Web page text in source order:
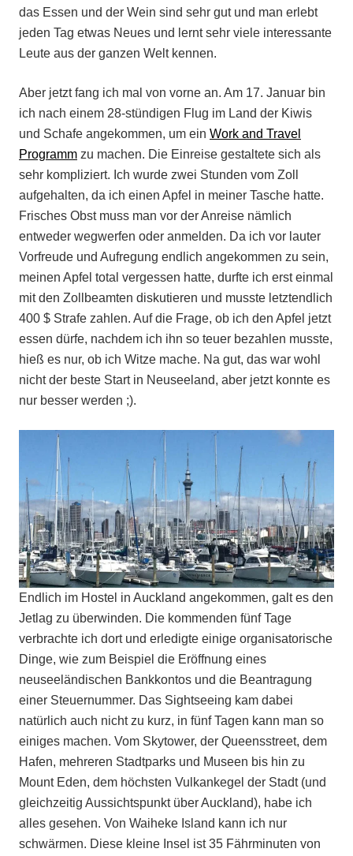
das Essen und der Wein sind sehr gut und man erlebt
jeden Tag etwas Neues und lernt sehr viele interessante
Leute aus der ganzen Welt kennen.
Aber jetzt fang ich mal von vorne an. Am 17. Januar bin
ich nach einem 28-stündigen Flug im Land der Kiwis
und Schafe angekommen, um ein Work and Travel
Programm zu machen. Die Einreise gestaltete sich als
sehr kompliziert. Ich wurde zwei Stunden vom Zoll
aufgehalten, da ich einen Apfel in meiner Tasche hatte.
Frisches Obst muss man vor der Anreise nämlich
entweder wegwerfen oder anmelden. Da ich vor lauter
Vorfreude und Aufregung endlich angekommen zu sein,
meinen Apfel total vergessen hatte, durfte ich erst einmal
mit den Zollbeamten diskutieren und musste letztendlich
400 $ Strafe zahlen. Auf die Frage, ob ich den Apfel jetzt
essen dürfe, nachdem ich ihn so teuer bezahlen musste,
hieß es nur, ob ich Witze mache. Na gut, das war wohl
nicht der beste Start in Neuseeland, aber jetzt konnte es
nur besser werden ;).
Endlich im Hostel in Auckland angekommen, galt es den
Jetlag zu überwinden. Die kommenden fünf Tage
verbrachte ich dort und erledigte einige organisatorische
Dinge, wie zum Beispiel die Eröffnung eines
neuseeländischen Bankkontos und die Beantragung
einer Steuernummer. Das Sightseeing kam dabei
natürlich auch nicht zu kurz, in fünf Tagen kann man so
einiges machen. Vom Skytower, der Queensstreet, dem
Hafen, mehreren Stadtparks und Museen bis hin zu
Mount Eden, dem höchsten Vulkankegel der Stadt (und
gleichzeitig Aussichtspunkt über Auckland), habe ich
alles gesehen. Von Waiheke Island kann ich nur
schwärmen. Diese kleine Insel ist 35 Fährminuten von